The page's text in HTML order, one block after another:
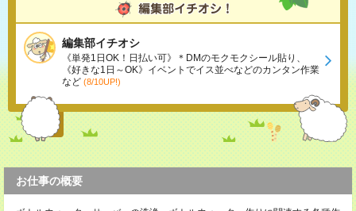
編集部イチオシ
《単発1日OK！日払い可》＊DMのモクモクシール貼り、
《好きな1日～OK》イベントでイス並べなどのカンタン作業
など (8/10UP!)
お仕事の概要